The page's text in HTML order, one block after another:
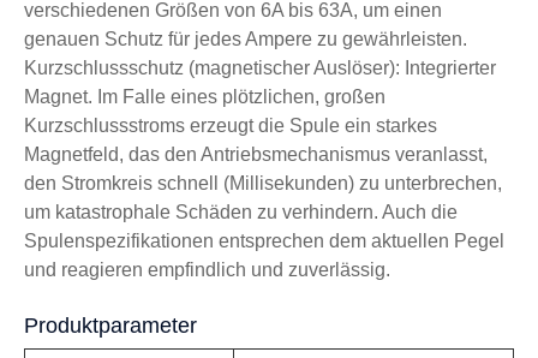
verschiedenen Größen von 6A bis 63A, um einen
genauen Schutz für jedes Ampere zu gewährleisten.
Kurzschlussschutz (magnetischer Auslöser): Integrierter
Magnet. Im Falle eines plötzlichen, großen
Kurzschlussstroms erzeugt die Spule ein starkes
Magnetfeld, das den Antriebsmechanismus veranlasst,
den Stromkreis schnell (Millisekunden) zu unterbrechen,
um katastrophale Schäden zu verhindern. Auch die
Spulenspezifikationen entsprechen dem aktuellen Pegel
und reagieren empfindlich und zuverlässig.
Produktparameter